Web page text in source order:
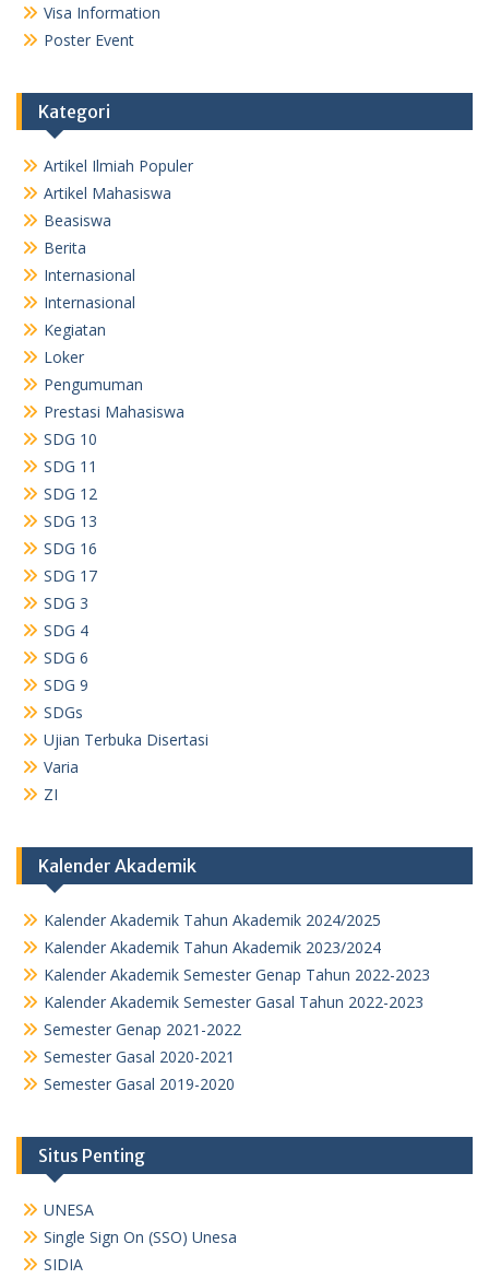
Visa Information
Poster Event
Kategori
Artikel Ilmiah Populer
Artikel Mahasiswa
Beasiswa
Berita
Internasional
Internasional
Kegiatan
Loker
Pengumuman
Prestasi Mahasiswa
SDG 10
SDG 11
SDG 12
SDG 13
SDG 16
SDG 17
SDG 3
SDG 4
SDG 6
SDG 9
SDGs
Ujian Terbuka Disertasi
Varia
ZI
Kalender Akademik
Kalender Akademik Tahun Akademik 2024/2025
Kalender Akademik Tahun Akademik 2023/2024
Kalender Akademik Semester Genap Tahun 2022-2023
Kalender Akademik Semester Gasal Tahun 2022-2023
Semester Genap 2021-2022
Semester Gasal 2020-2021
Semester Gasal 2019-2020
Situs Penting
UNESA
Single Sign On (SSO) Unesa
SIDIA